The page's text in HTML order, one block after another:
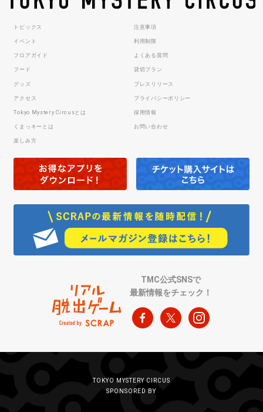
トピックス
イベント
フロアガイド
フード
グッズ
アクセス
Tokyo Mystery Circusとは
くまっキーとは
楽しみ方
注意事項
利用制限
よくある質問
貸切プラン
プレスリリース
プライバシーポリシー
採用情報
お問い合わせ
TMC公式SNSで
最新情報をチェック！
TOKYO MYSTERY CIRCUS
SPONSORED BY